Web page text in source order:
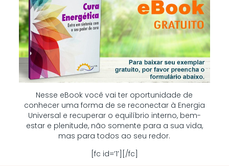
Nesse eBook você vai ter oportunidade de
conhecer uma forma de se reconectar à Energia
Universal e recuperar o equilíbrio interno, bem-
estar e plenitude, não somente para a sua vida,
mas para todos ao seu redor.
[fc id=’1′][/fc]